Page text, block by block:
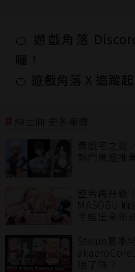
🍊 遊戲角落
囉！
🍊 遊戲角落 X 追蹤
紳士向 更多報導
黃遊宅之道
熱門黃遊推
整合再升級
MASOBU
手推出全新
遊戲體驗
Steam夏季
akaeroCore
過了嗎？